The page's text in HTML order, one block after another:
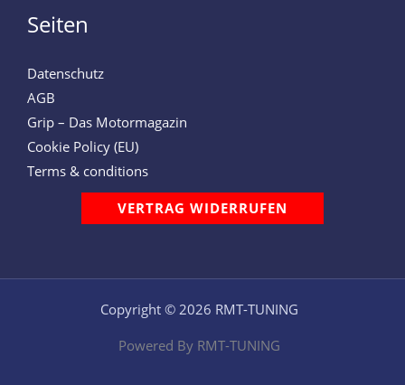
Seiten
Datenschutz
AGB
Grip – Das Motormagazin
Cookie Policy (EU)
Terms & conditions
VERTRAG WIDERRUFEN
Copyright © 2026 RMT-TUNING
Powered By RMT-TUNING